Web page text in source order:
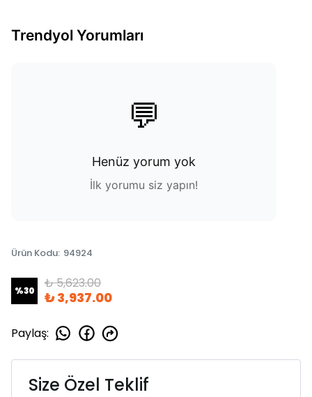
Trendyol Yorumları
💬
Henüz yorum yok
İlk yorumu siz yapın!
Ürün Kodu: 94924
%30 ₺ 5,623.00
₺ 3,937.00
Paylaş:
Size Özel Teklif